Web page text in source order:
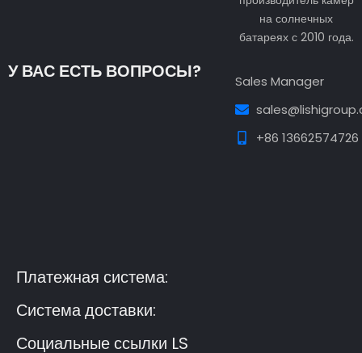
на солнечных
батареях с 2010 года.
У ВАС ЕСТЬ ВОПРОСЫ?
Sales Manager
+86 13662574726
Платежная система:
Система доставки:
Социальные ссылки LS